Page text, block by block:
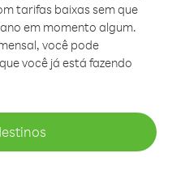
tarifas baixas sem que
em momento algum.
você pode
você já está fazendo